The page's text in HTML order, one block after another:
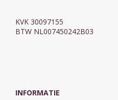
KVK 30097155
BTW NL007450242B03
INFORMATIE